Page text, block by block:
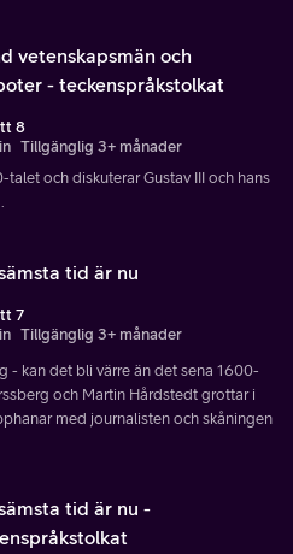
vetenskapsmän och
- teckenspråkstolkat
8
Tillgänglig 3+ månader
och diskuterar Gustav III och hans
tid är nu
7
Tillgänglig 3+ månader
- kan det bli värre än det sena 1600-
och Martin Hårdstedt grottar i
med journalisten och skåningen
tid är nu -